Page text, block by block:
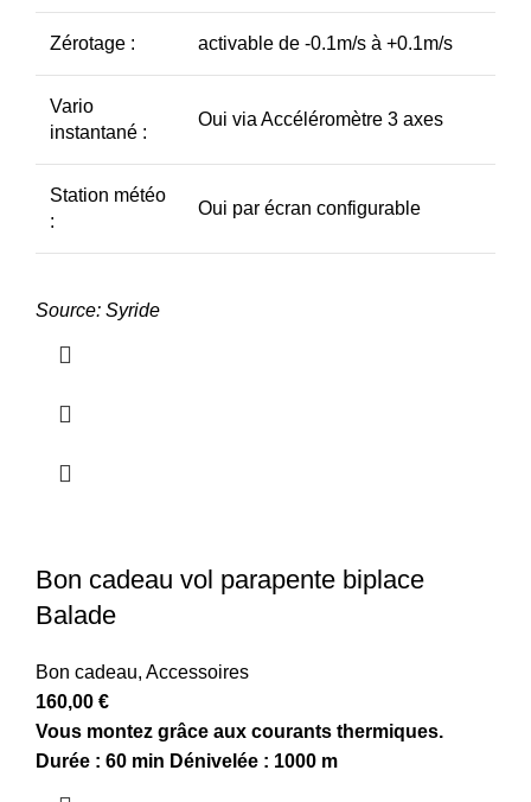
Zérotage : activable de -0.1m/s à +0.1m/s
Vario
instantané :
Oui via Accéléromètre 3 axes
Station météo
:
Oui par écran configurable
Source: Syride
Bon cadeau vol parapente biplace
Balade
Bon cadeau, Accessoires
160,00 €
Vous montez grâce aux courants thermiques.
Durée : 60 min Dénivelée : 1000 m